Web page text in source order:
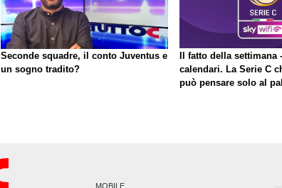
Seconde squadre, il conto Juventus e
un sogno tradito?
Il fatto della settimana
calendari. La Serie C
può pensare solo al